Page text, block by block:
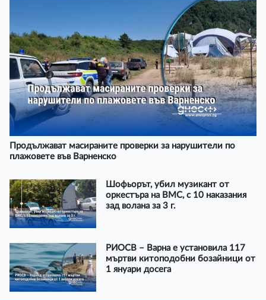
Продължават масираните проверки за нарушители по
плажовете във Варненско
Шофьорът, убил музикант от
оркестъра на ВМС, с 10 наказания
зад волана за 3 г.
РИОСВ – Варна е установила 117
мъртви китоподобни бозайници от
1 януари досега